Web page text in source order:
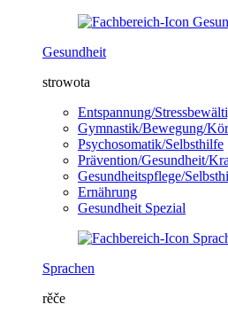
Gesundheit
strowota
Entspannung/
Gymnastik/Bewegung/
Psychosomatik/Selbsthilfe
Prävention/Gesundheit/
Gesundheitspflege/
Ernährung
Gesundheit Spezial
Sprachen
rěče